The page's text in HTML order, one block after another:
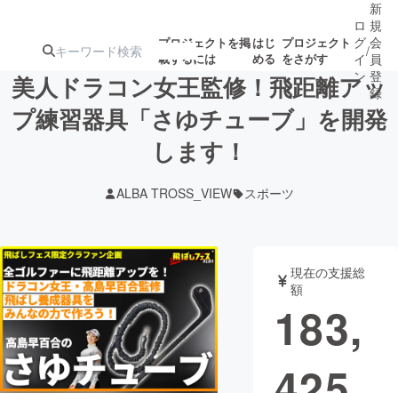
プロジェクトを掲
載するには
はじ
める
プロジェクト
をさがす
注目の新着プロ募集終了が近いプ
テクノロジー・ガジェット
映像・映画 書籍・雑誌
ビジネス・起業 チャレンジ
ロ
グ
イ
ン
/
新
規
会
員
登
録
美人ドラコン女王監修！飛距離アッ
プ練習器具「さゆチューブ」を開発
します！
ALBA TROSS_VIEW スポーツ
現在の支援総
額
183,